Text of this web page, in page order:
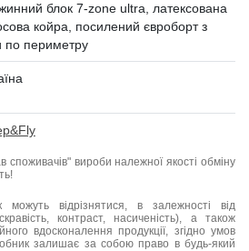
блок 7-zone ultra, латексована
койра, посилений євроборт з
по периметру
споживачів" вироби належної якості обміну
можуть відрізнятися, в залежності від
контраст, насиченість), а також
вдосконалення продукції, згідно умов
залишає за собою право в будь-який